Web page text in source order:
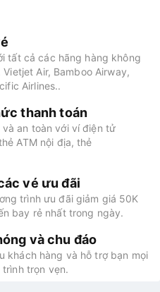
tất cả các hãng hàng không
Vietjet Air, Bamboo Airway,
Airlines..
thanh toán
an toàn với ví điện tử
ATM nội địa, thẻ
vé ưu đãi
trình ưu đãi giảm giá 50K
bay rẻ nhất trong ngày.
và chu đáo
khách hàng và hỗ trợ bạn mọi
trình trọn vẹn.